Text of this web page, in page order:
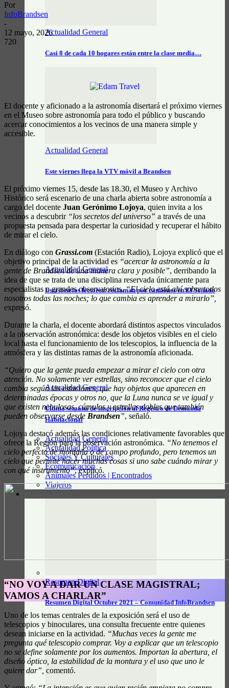
Actualidad General
Casi 8 de cada 10 hogares están entre la clase media…
Actualidad General
Este viernes llega la VTV móvil a Brandsen
Actualidad General
Escriben los lectores: reclaman por camiones en El Soñado
Actualidad General
Última semana de inscripción al Registro de Demanda
Habitacional
Actualidad General
Actualidad Política
Sociales Y Culturales
Ecomunicación
Animales Perdidos | Encontrados
Viajeros
Resumen Digital
Resumen Digital Octubre 2021 – Comunidad InfoBrandsen
Por
InfoBrandsen
-
12 mayo, 2026
720
El docente y aficionado a la astronomía disertará el próximo viernes
en el Museo sobre astronomía para todo el público y buscando
acercar conocimientos a los vecinos de una manera simple y
accesible.
El próximo viernes 15, desde las 18.30, el Museo y Archivo
Histórico será escenario de una charla abierta sobre astronomía a
cargo del docente Juan Gerónimo Lojoya, quien invita a los
vecinos a descubrir “los secretos del universo” a través de una
propuesta pensada para despertar la curiosidad y recuperar el hábito
de mirar el cielo.
En diálogo con Grassi.com (Estación Radio), Lojoya explicó que el
objetivo principal de la actividad es “acercar la astronomía a la
gente de Brandsen de una manera clara y posible”, derribando la
idea de que se trata de una disciplina reservada únicamente para
especialistas o grandes observatorios.“El cielo está ahí sobre todos
nosotros todas las noches; lo que cambia es aprender a mirarlo”,
expresó.
Durante la charla, el docente abordará distintos aspectos vinculados
a la observación astronómica: desde los objetos visibles en el cielo
local hasta el funcionamiento de los telescopios, la influencia de la
atmósfera y las distintas ramas de la astronomía aficionada.
“Quiero que la gente pueda empezar a mirar el cielo con otra
atención. No solamente ver estrellas, sino reconocer que el cielo
cambia según las estaciones, que hay objetos que aparecen en
determinadas épocas y otros no, que la Luna nunca se ve igual y
que existen nebulosas, cúmulos y estrellas dobles que también
pueden observarse desde Brandsen”, señaló.
Lojoya destacó además las condiciones relativamente favorables que
ofrece la Región para la observación astronómica. “No tenemos el
cielo perfecto de montaña o de campo profundo, pero tenemos un
cielo que permite hacer muchas cosas si uno sabe cuándo mirar y
con qué instrumento”, explicó.
“NO VOY A DAR UN CLASE MAGISTRAL;
VAMOS A CHARLAR”
Uno de los temas centrales de la exposición será el uso de
telescopios y binoculares, una consulta frecuente entre quienes
desean iniciarse en la actividad. “Muchas veces la gente me
pregunta qué telescopio comprar. Voy a explicar que un telescopio
no se define solamente por los aumentos. Importan la abertura, el
diseño óptico, la estabilidad de la montura y el uso que uno le
quiere dar”, comentó.